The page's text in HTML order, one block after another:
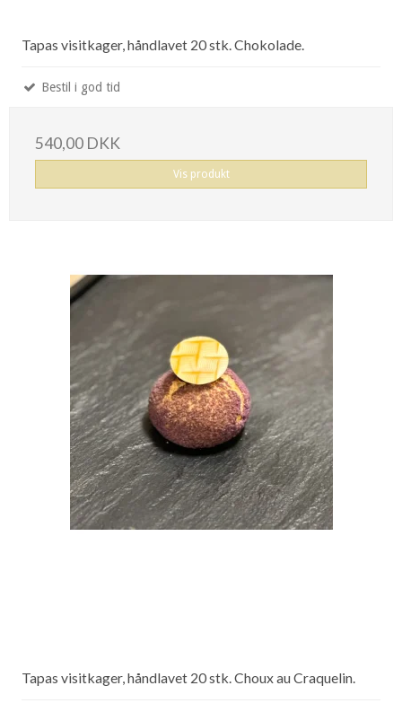
Tapas visitkager, håndlavet 20 stk. Chokolade.
Bestil i god tid
540,00 DKK
Vis produkt
Tapas visitkager, håndlavet 20 stk. Choux au Craquelin.